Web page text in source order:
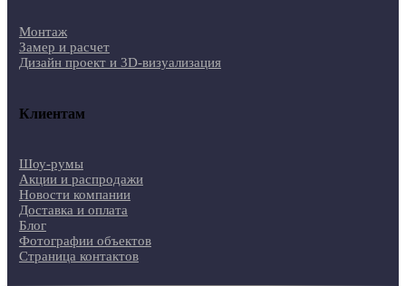
Монтаж
Замер и расчет
Дизайн проект и 3D-визуализация
Клиентам
Шоу-румы
Акции и распродажи
Новости компании
Доставка и оплата
Блог
Фотографии объектов
Страница контактов